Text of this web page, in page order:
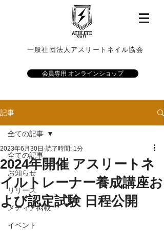
一般社団法人アスリートネイル協会
会員専用 オンラインショップ
記事
全ての記事
お知らせ
リリース
メディア掲載
イベント
全ての記事
2024年開催 アスリートネ
イルトレーナー養成講座お
よび認定試験 日程公開
2023年6月30日 読了時間: 1分